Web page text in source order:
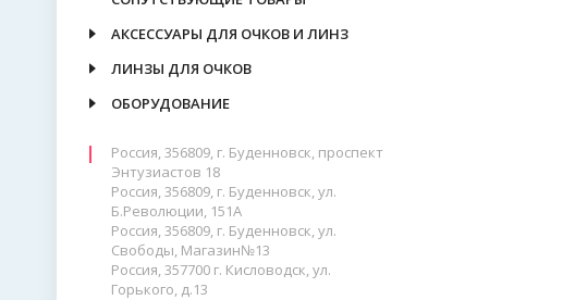
АКСЕССУАРЫ ДЛЯ ОЧКОВ И ЛИНЗ
ЛИНЗЫ ДЛЯ ОЧКОВ
ОБОРУДОВАНИЕ
Россия, 356809, г. Буденновск, проспект
Энтузиастов 18
Россия, 356809, г. Буденновск, ул.
Б.Революции, 151А
Россия, 356809, г. Буденновск, ул.
Свободы, Магазин№13
Россия, 357700 г. Кисловодск, ул.
Горького, д.13